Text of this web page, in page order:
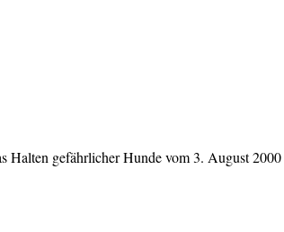
Halten gefährlicher Hunde vom 3. August 2000